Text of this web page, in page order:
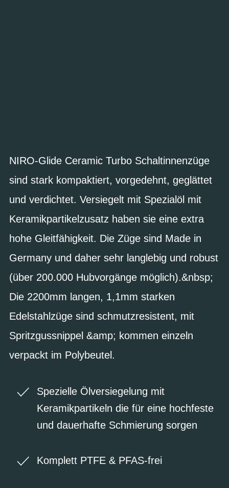
NIRO-Glide Ceramic Turbo Schaltinnenzüge
sind stark kompaktiert, vorgedehnt, geglättet
und verdichtet. Versiegelt mit Spezialöl mit
Keramikpartikelzusatz haben sie eine extra
hohe Gleitfähigkeit. Die Züge sind Made in
Germany und daher sehr langlebig und robust
(über 200.000 Hubvorgänge möglich).&nbsp;
Die 2200mm langen, 1,1mm starken
Edelstahlzüge sind schmutzresistent, mit
Spritzgussnippel &amp; kommen einzeln
verpackt im Polybeutel.
Spezielle Ölversiegelung mit
Keramikpartikeln die für eine hochfeste
und dauerhafte Schmierung sorgen
Komplett PTFE & PFAS-frei